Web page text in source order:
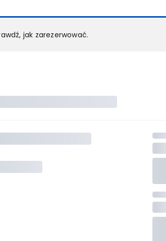
jak zarezerwować.
oddzielne rezerwacje dla każdego kolejnego pokoju
u naszego doradcy.